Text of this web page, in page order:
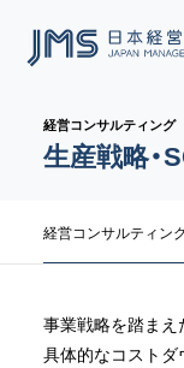
JP EN
経営コンサルティング
生産戦略・
サブメニュー
経営コンサルティン
事業戦略を踏まえ
具体的なコストダ